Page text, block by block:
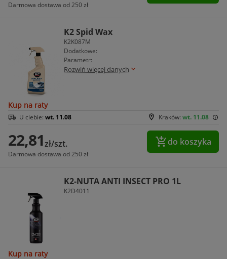
Darmowa dostawa od 250 zł
K2 Spid Wax
K2K087M
Dodatkowe:
Parametr:
Rozwiń więcej danych
Kup na raty
Kraków: wt. 11.08
U ciebie: wt. 11.08
22,81zł/szt.
Darmowa dostawa od 250 zł
do koszyka
K2-NUTA ANTI INSECT PRO 1L
K2D4011
Kup na raty